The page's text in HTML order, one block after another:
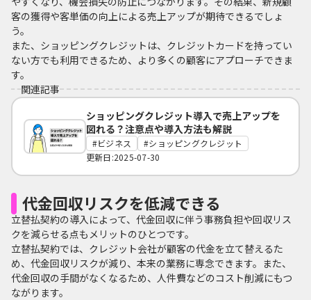
客の獲得や客単価の向上による売上アップが期待できるでしょ
う。
また、ショッピングクレジットは、クレジットカードを持ってい
ない方でも利用できるため、より多くの顧客にアプローチできま
す。
関連記事
ショッピングクレジット導入で売上アップを
図れる？注意点や導入方法も解説
ビジネス
ショッピングクレジット
更新日:2025-07-30
代金回収リスクを低減できる
立替払契約の導入によって、代金回収に伴う事務負担や回収リス
クを減らせる点もメリットのひとつです。
立替払契約では、クレジット会社が顧客の代金を立て替えるた
め、代金回収リスクが減り、本来の業務に専念できます。また、
代金回収の手間がなくなるため、人件費などのコスト削減にもつ
ながります。